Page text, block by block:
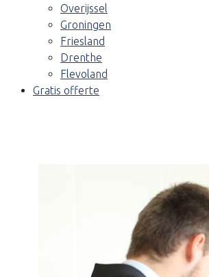
Overijssel
Groningen
Friesland
Drenthe
Flevoland
Gratis offerte